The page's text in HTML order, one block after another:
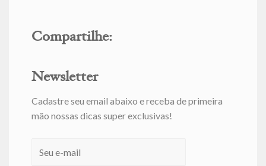
Compartilhe:
Newsletter
Cadastre seu email abaixo e receba de primeira
mão nossas dicas super exclusivas!